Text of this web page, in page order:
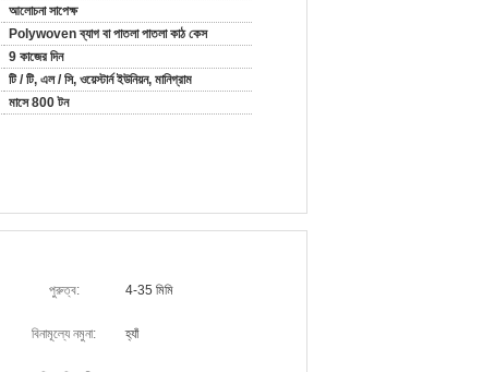
আলোচনা সাপেক্ষ
Polywoven ব্যাগ বা পাতলা পাতলা কাঠ কেস
9 কাজের দিন
টি / টি, এল / সি, ওয়েস্টার্ন ইউনিয়ন, মানিগ্রাম
মাসে 800 টন
পুরুত্ব: 4-35 মিমি
বিনামূল্যে নমুনা: হ্যাঁ